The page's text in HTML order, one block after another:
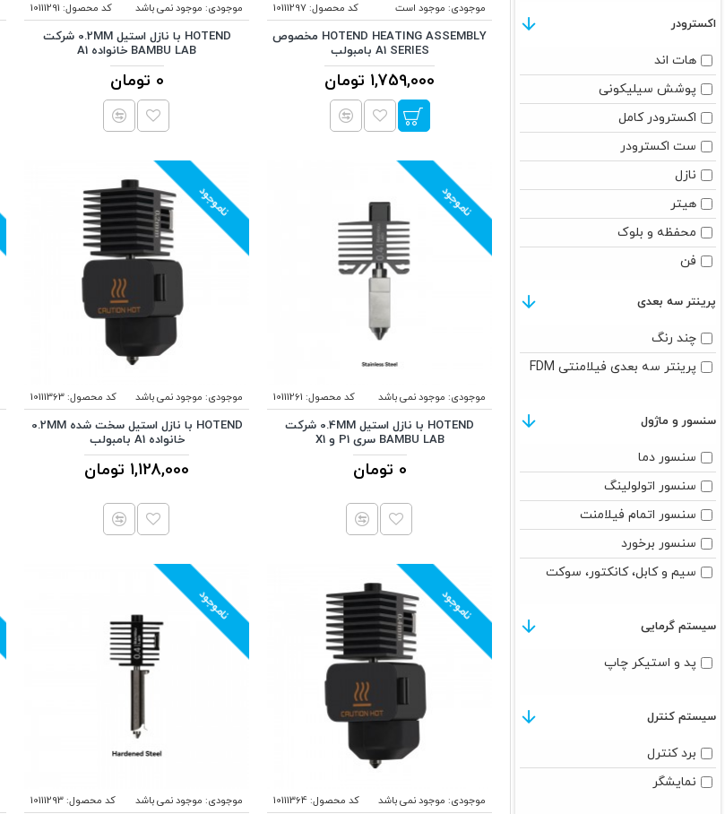
اکسترودر
هات اند
پوشش سیلیکونی
اکسترودر کامل
ست اکسترودر
نازل
هیتر
محفظه و بلوک
فن
پرینتر سه بعدی
چند رنگ
پرینتر سه بعدی فیلامنتی FDM
سنسور و ماژول
سنسور دما
سنسور اتولولینگ
سنسور اتمام فیلامنت
سنسور برخورد
سیم و کابل، کانکتور، سوکت
سیستم گرمایی
پد و استیکر چاپ
سیستم کنترل
برد کنترل
نمایشگر
موجودی: موجود است کد محصول:10111297
HOTEND HEATING ASSEMBLY مخصوص
A1 SERIES بامبولب
1,759,000 تومان
موجودی: موجود نمی باشد کد محصول: 10111291
HOTEND با نازل استیل 0.2MM شرکت
BAMBU LAB خانواده A1
0 تومان
ناموجود
موجودی: موجود نمی باشد کد محصول: 10111261
HOTEND با نازل استیل 0.4MM شرکت
BAMBU LAB سری P1 و X1
0 تومان
ناموجود
موجودی: موجود نمی باشد کد محصول:10111363
HOTEND با نازل استیل سخت شده 0.2MM
خانواده A1 بامبولب
1,128,000 تومان
ناموجود
موجودی: موجود نمی باشد کد محصول:10111364
ناموجود
موجودی: موجود نمی باشد کد محصول:10111293